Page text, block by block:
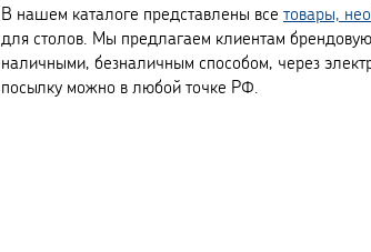
В нашем каталоге представлены все товары,
для столов. Мы предлагаем клиентам
наличными, безналичным способом, через
посылку можно в любой точке РФ.